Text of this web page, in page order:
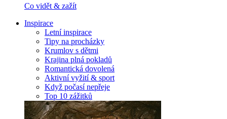
Co vidět & zažít
Inspirace
Letní inspirace
Tipy na procházky
Krumlov s dětmi
Krajina plná pokladů
Romantická dovolená
Aktivní vyžití & sport
Když počasí nepřeje
Top 10 zážitků